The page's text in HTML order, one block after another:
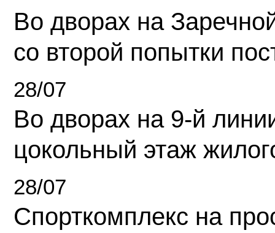
Во дворах на
со второй попытки
28/07
Во дворах на 9-й
цокольный этаж
28/07
Спорткомплекс на